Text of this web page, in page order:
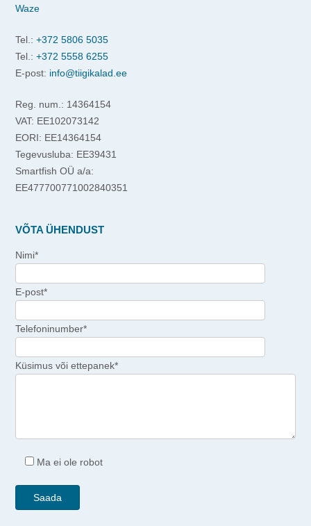
Waze
Tel.: +372 5806 5035
Tel.: +372 5558 6255
E-post: info@tiigikalad.ee
Reg. num.: 14364154
VAT: EE102073142
EORI: EE14364154
Tegevusluba: EE39431
Smartfish OÜ a/a:
EE477700771002840351
VÕTA ÜHENDUST
Nimi*
E-post*
Telefoninumber*
Küsimus või ettepanek*
Ma ei ole robot